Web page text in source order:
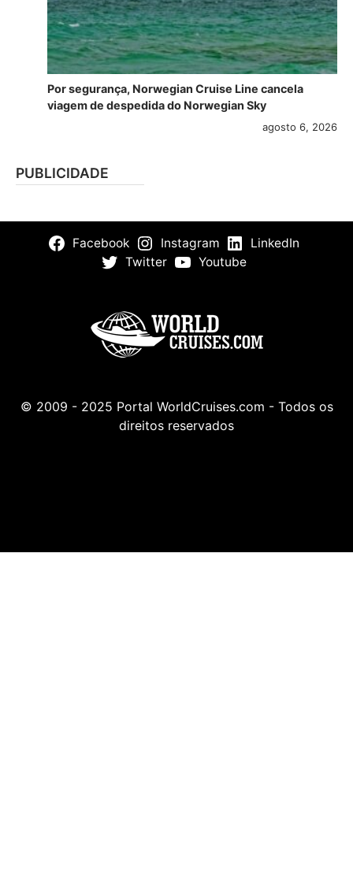
Por segurança, Norwegian Cruise Line cancela
viagem de despedida do Norwegian Sky
agosto 6, 2026
PUBLICIDADE
Facebook Instagram
LinkedIn
Twitter
Youtube
© 2009 - 2025 Portal WorldCruises.com - Todos os
direitos reservados